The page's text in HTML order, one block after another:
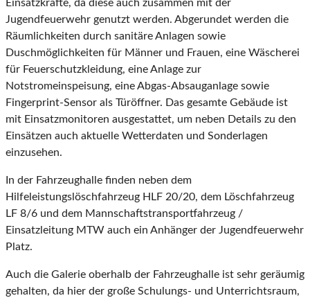
Einsatzkräfte, da diese auch zusammen mit der
Jugendfeuerwehr genutzt werden. Abgerundet werden die
Räumlichkeiten durch sanitäre Anlagen sowie
Duschmöglichkeiten für Männer und Frauen, eine Wäscherei
für Feuerschutzkleidung, eine Anlage zur
Notstromeinspeisung, eine Abgas-Absauganlage sowie
Fingerprint-Sensor als Türöffner. Das gesamte Gebäude ist
mit Einsatzmonitoren ausgestattet, um neben Details zu den
Einsätzen auch aktuelle Wetterdaten und Sonderlagen
einzusehen.
In der Fahrzeughalle finden neben dem
Hilfeleistungslöschfahrzeug HLF 20/20, dem Löschfahrzeug
LF 8/6 und dem Mannschaftstransportfahrzeug /
Einsatzleitung MTW auch ein Anhänger der Jugendfeuerwehr
Platz.
Auch die Galerie oberhalb der Fahrzeughalle ist sehr geräumig
gehalten, da hier der große Schulungs- und Unterrichtsraum,